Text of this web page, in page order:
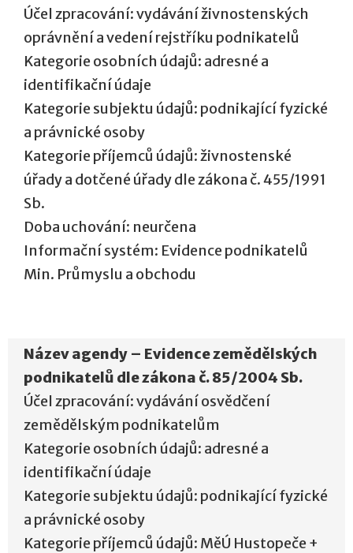
Účel zpracování: vydávání živnostenských
oprávnění a vedení rejstříku podnikatelů
Kategorie osobních údajů: adresné a
identifikační údaje
Kategorie subjektu údajů: podnikající fyzické
a právnické osoby
Kategorie příjemců údajů: živnostenské
úřady a dotčené úřady dle zákona č. 455/1991
Sb.
Doba uchování: neurčena
Informační systém: Evidence podnikatelů
Min. Průmyslu a obchodu
Název agendy – Evidence zemědělských
podnikatelů dle zákona č. 85/2004 Sb.
Účel zpracování: vydávání osvědčení
zemědělským podnikatelům
Kategorie osobních údajů: adresné a
identifikační údaje
Kategorie subjektu údajů: podnikající fyzické
a právnické osoby
Kategorie příjemců údajů: MěÚ Hustopeče +